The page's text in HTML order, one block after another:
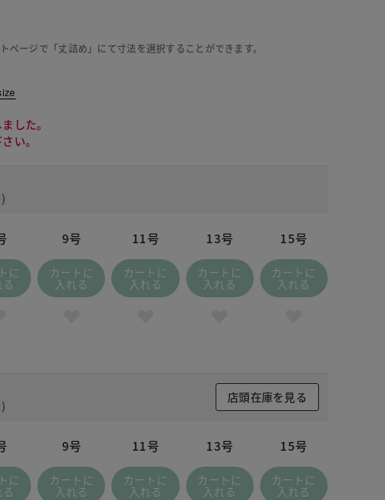
ページで「丈詰め」にて寸法を選択することができます。
した。
い。
)
に
9号
カートに
入れる
11号
カートに
入れる
13号
カートに
入れる
15号
カートに
入れる
)
店頭在庫を見る
に
9号
カートに
入れる
11号
カートに
入れる
13号
カートに
入れる
15号
カートに
入れる